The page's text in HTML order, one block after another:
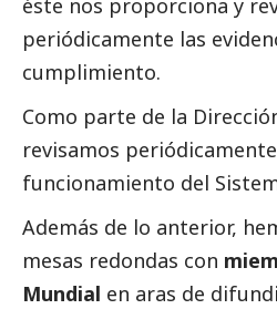
éste nos proporciona y
periódicamente las
cumplimiento.
Como parte de la
revisamos
funcionamiento del
Además de lo anterior,
mesas redondas con
Mundial en aras de